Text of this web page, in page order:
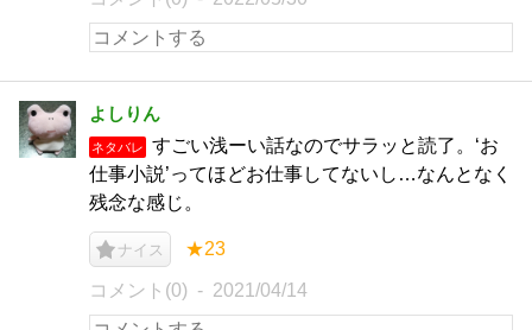
よしりん
ネタバレ
すごい浅ーい話なのでサラッと読了。‘お
仕事小説’ってほどお仕事してないし…なんとなく
残念な感じ。
ナイス ★23
コメント(0) 2021/04/14